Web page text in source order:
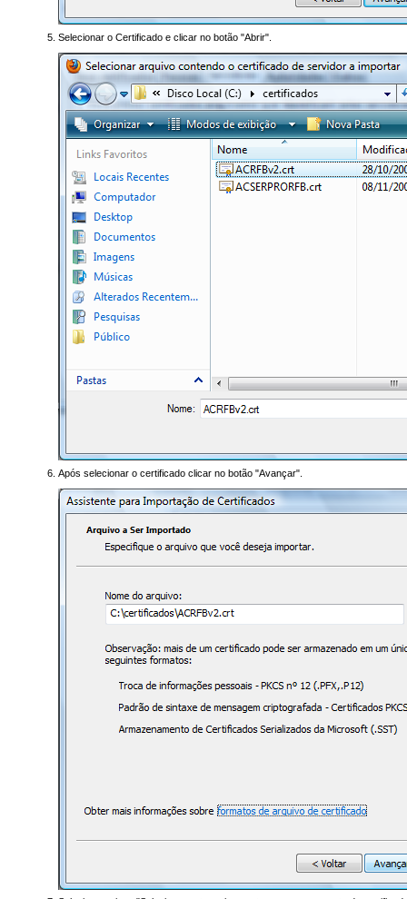
Selecionar o Certificado e clicar no botão "Abrir".
Após selecionar o certificado clicar no botão "Avançar".